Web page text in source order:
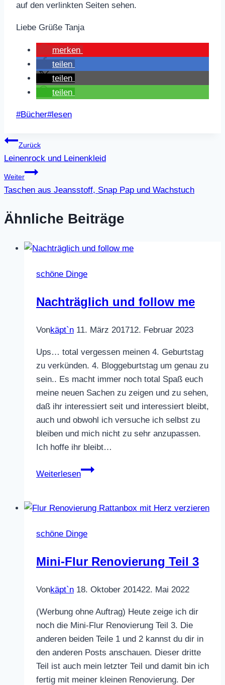
auf den verlinkten Seiten sehen.
Liebe Grüße Tanja
merken
teilen
teilen
teilen
Schlagworte:
#Bücher#lesen
Beitragsnavigation
Zurück
Leinenrock und Leinenkleid
Weiter
Taschen aus Jeansstoff, Snap Pap und Wachstuch
Ähnliche Beiträge
schöne Dinge
Nachträglich und follow me
Vonkäpt`n 11. März 201712. Februar 2023
Ups… total vergessen meinen 4. Geburtstag
zu verkünden. 4. Bloggeburtstag um genau zu
sein.. Es macht immer noch total Spaß euch
meine neuen Sachen zu zeigen und zu sehen,
daß ihr interessiert seit und interessiert bleibt,
auch und obwohl ich versuche ich selbst zu
bleiben und mich nicht zu sehr anzupassen.
Ich hoffe ihr bleibt…
Weiterlesen
Nachträglich
me
schöne Dinge
Mini-Flur Renovierung Teil 3
Vonkäpt`n 18. Oktober 201422. Mai 2022
(Werbung ohne Auftrag) Heute zeige ich dir
noch die Mini-Flur Renovierung Teil 3. Die
anderen beiden Teile 1 und 2 kannst du dir in
den anderen Posts anschauen. Dieser dritte
Teil ist auch mein letzter Teil und damit bin ich
fertig mit meiner kleinen Renovierung. Der